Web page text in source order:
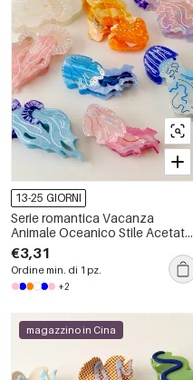
13-25 GIORNI
Serie romantica Vacanza
Animale Oceanico Stile Acetato
Artigli per capelli da donna
€3,31
Ordine min. di 1 pz.
+2
magazzino in Cina